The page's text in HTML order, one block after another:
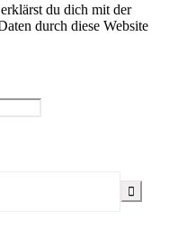
du dich mit der
durch diese Website